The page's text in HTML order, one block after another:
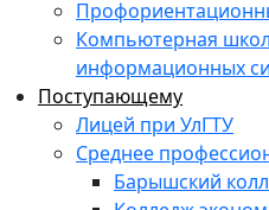
Компьютерная
информационных
Поступающему
Лицей при УлГТУ
Среднее
Барышский